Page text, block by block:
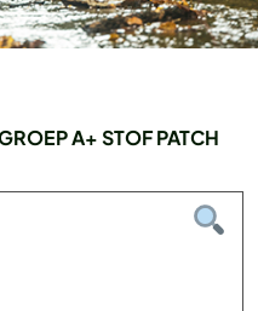
A+ STOF PATCH